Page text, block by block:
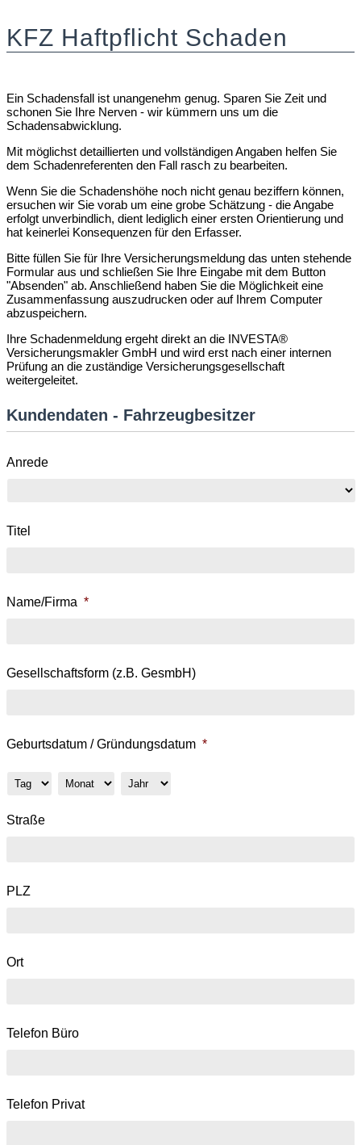
KFZ Haftpflicht Schaden
Ein Schadensfall ist unangenehm genug. Sparen Sie Zeit und
schonen Sie Ihre Nerven - wir kümmern uns um die
Schadensabwicklung.
Mit möglichst detaillierten und vollständigen Angaben helfen Sie
dem Schadenreferenten den Fall rasch zu bearbeiten.
Wenn Sie die Schadenshöhe noch nicht genau beziffern können,
ersuchen wir Sie vorab um eine grobe Schätzung - die Angabe
erfolgt unverbindlich, dient lediglich einer ersten Orientierung und
hat keinerlei Konsequenzen für den Erfasser.
Bitte füllen Sie für Ihre Versicherungsmeldung das unten stehende
Formular aus und schließen Sie Ihre Eingabe mit dem Button
"Absenden" ab. Anschließend haben Sie die Möglichkeit eine
Zusammenfassung auszudrucken oder auf Ihrem Computer
abzuspeichern.
Ihre Schadenmeldung ergeht direkt an die INVESTA®
Versicherungsmakler GmbH und wird erst nach einer internen
Prüfung an die zuständige Versicherungsgesellschaft
weitergeleitet.
Kundendaten - Fahrzeugbesitzer
Anrede
Titel
Name/Firma *
Gesellschaftsform (z.B. GesmbH)
Geburtsdatum / Gründungsdatum *
Tag Monat Jahr
Straße
PLZ
Ort
Telefon Büro
Telefon Privat